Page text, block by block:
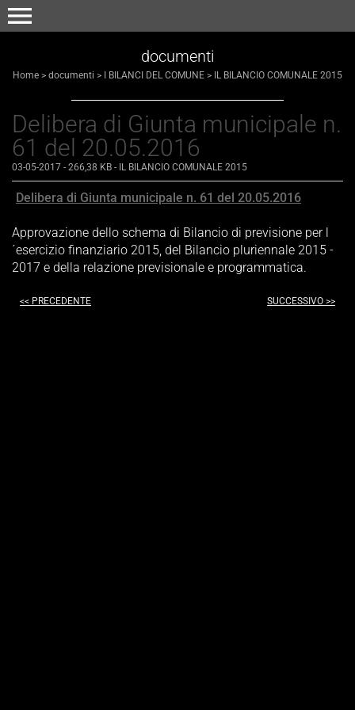
menu
documenti
Home > documenti > I BILANCI DEL COMUNE > IL BILANCIO COMUNALE 2015
Delibera di Giunta municipale n.
61 del 20.05.2016
03-05-2017 - 266,38 KB - IL BILANCIO COMUNALE 2015
Delibera di Giunta municipale n. 61 del 20.05.2016
Approvazione dello schema di Bilancio di previsione per l
´esercizio finanziario 2015, del Bilancio pluriennale 2015 -
2017 e della relazione previsionale e programmatica.
<< PRECEDENTE SUCCESSIVO >>